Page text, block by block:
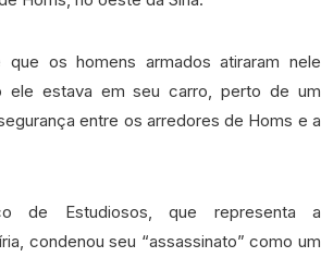
que os homens armados atiraram nele
ele estava em seu carro, perto de um
entre os arredores de Homs e a
de Estudiosos, que representa a
condenou seu “assassinato” como um